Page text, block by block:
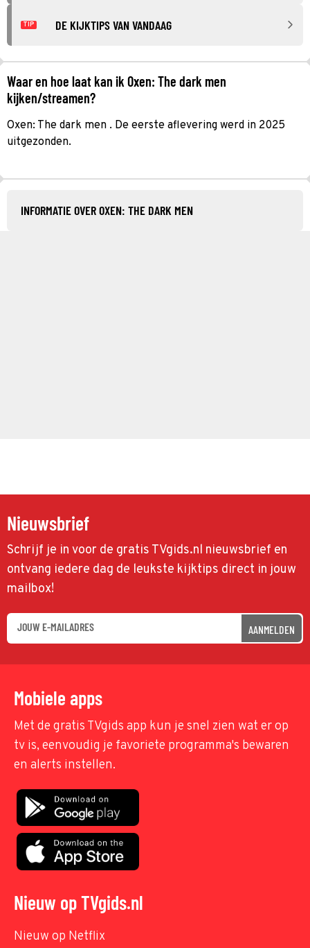
TIP DE KIJKTIPS VAN VANDAAG
Waar en hoe laat kan ik Oxen: The dark men
kijken/streamen?
Oxen: The dark men . De eerste aflevering werd in 2025
uitgezonden.
INFORMATIE OVER OXEN: THE DARK MEN
Nieuwsbrief
Schrijf je in voor de gratis TVgids.nl nieuwsbrief en
ontvang iedere dag de leukste kijktips direct in jouw
mailbox!
AANMELDEN
Mobiele apps
Met de gratis TVgids app kun je snel zien wat er op
tv is, eenvoudig je favoriete programma's bewaren
en alerts instellen.
Nieuw op TVgids.nl
Nieuw op Netflix